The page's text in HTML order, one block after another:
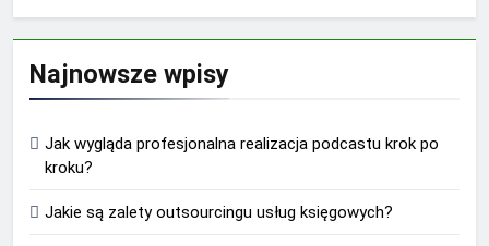
Najnowsze wpisy
Jak wygląda profesjonalna realizacja podcastu krok po
kroku?
Jakie są zalety outsourcingu usług księgowych?